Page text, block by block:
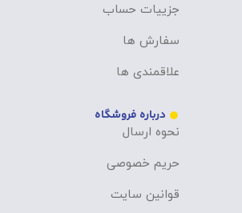
جزییات حساب
سفارش ها
علاقمندی ها
درباره فروشگاه
نحوه ارسال
حریم خصوصی
قوانین سایت